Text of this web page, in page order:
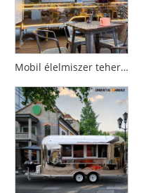
Mobil élelmiszer teherautó